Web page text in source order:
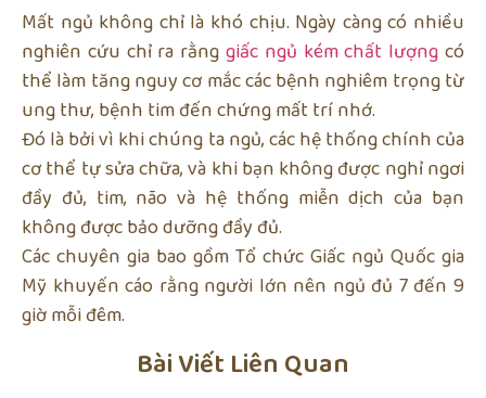
Mất ngủ không chỉ là khó chịu. Ngày càng có nhiều
nghiên cứu chỉ ra rằng giấc ngủ kém chất lượng có
thể làm tăng nguy cơ mắc các bệnh nghiêm trọng từ
ung thư, bệnh tim đến chứng mất trí nhớ.
Đó là bởi vì khi chúng ta ngủ, các hệ thống chính của
cơ thể tự sửa chữa, và khi bạn không được nghỉ ngơi
đầy đủ, tim, não và hệ thống miễn dịch của bạn
không được bảo dưỡng đầy đủ.
Các chuyên gia bao gồm Tổ chức Giấc ngủ Quốc gia
Mỹ khuyến cáo rằng người lớn nên ngủ đủ 7 đến 9
giờ mỗi đêm.
Bài Viết Liên Quan